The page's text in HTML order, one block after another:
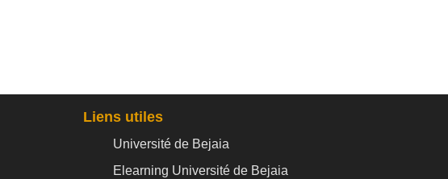
Liens utiles
Université de Bejaia
Elearning Université de Bejaia